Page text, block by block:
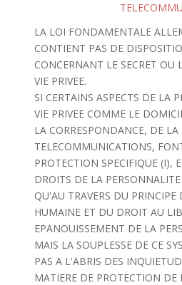
LA LOI FONDAMENTALE
CONTIENT PAS DE
CONCERNANT LE SECRET OU
VIE PRIVEE.
SI CERTAINS ASPECTS DE LA
VIE PRIVEE COMME LE
LA CORRESPONDANCE, DE LA
TELECOMMUNICATIONS,
PROTECTION SPECIFIQUE (I),
DROITS DE LA
QU'AU TRAVERS DU
HUMAINE ET DU DROIT AU
EPANOUISSEMENT DE LA
MAIS LA SOUPLESSE DE CE
PAS A L'ABRIS DES
MATIERE DE PROTECTION DE